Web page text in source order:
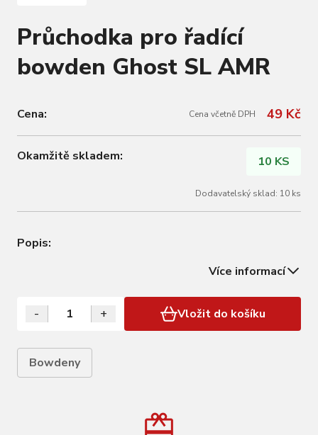
Průchodka pro řadící
bowden Ghost SL AMR
Cena: Cena včetně DPH 49 Kč
Okamžitě skladem: 10 KS
Dodavatelský sklad: 10 ks
Popis:
Více informací
- + Vložit do košíku
Bowdeny